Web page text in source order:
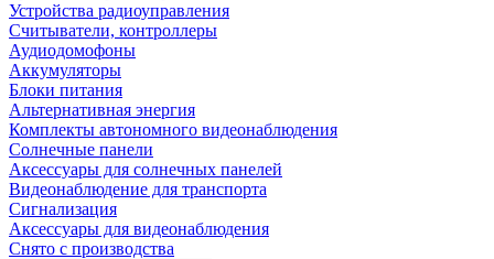
Устройства радиоуправления
Считыватели, контроллеры
Аудиодомофоны
Аккумуляторы
Блоки питания
Альтернативная энергия
Комплекты автономного видеонаблюдения
Солнечные панели
Аксессуары для солнечных панелей
Видеонаблюдение для транспорта
Сигнализация
Аксессуары для видеонаблюдения
Снято с производства